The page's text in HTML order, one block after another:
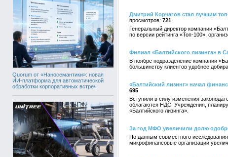
Quorum от «Наносемантики»: новая
ИИ-платформа для автоматической
обработки корпоративных встреч
Дмитрий Корчагов стал лучшим
721
Генеральный директор компании
по версии рейтинга «Топ-100»,
Филиал «Балтийского лизинга» в
В ноябре подразделение компании
большинству клиентов удобнее
«Балтийский лизинг» начал
695
Вступили в силу изменения
облагаются НДС. Учреждения,
«Балтийского лизинга».
За год МФО увеличили долю
По данным совместного
микрофинансовые организации